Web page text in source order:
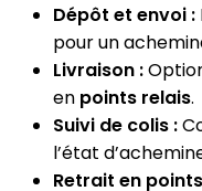
Dépôt et envoi :
pour un
Livraison :
en points relais.
Suivi de colis :
l’état
Retrait en